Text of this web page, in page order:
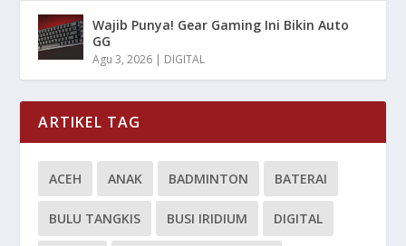
Wajib Punya! Gear Gaming Ini Bikin Auto
GG
Agu 3, 2026 | DIGITAL
ARTIKEL TAG
ACEH ANAK BADMINTON BATERAI
BULU TANGKIS BUSI IRIDIUM DIGITAL